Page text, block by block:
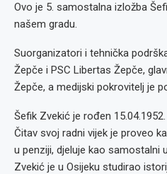
Ovo je 5. samostalna izložba
našem gradu.
Suorganizatori i tehnička
Žepče i PSC Libertas Žepče,
Žepče, a medijski pokrovitelj je
Šefik Zvekić je rođen
Čitav svoj radni vijek je proveo
u penziji, djeluje kao samostalni
Zvekić je u Osijeku studirao